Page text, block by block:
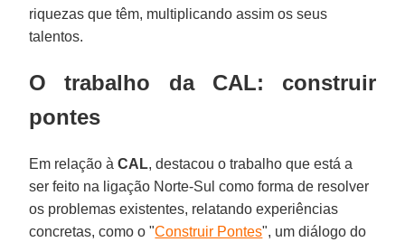
riquezas que têm, multiplicando assim os seus
talentos.
O trabalho da CAL: construir
pontes
Em relação àCAL, destacou o trabalho que está a
ser feito na ligação Norte-Sul como forma de resolver
os problemas existentes, relatando experiências
concretas, como o "Construir Pontes", um diálogo do